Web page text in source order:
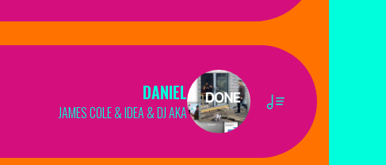
DANIEL
JAMES COLE & IDEA & DJ AKA